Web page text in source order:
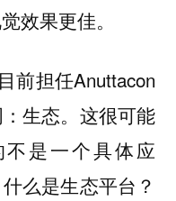
效果更佳。
前担任Anuttacon
生态。这很可能
不是一个具体应
么是生态平台？